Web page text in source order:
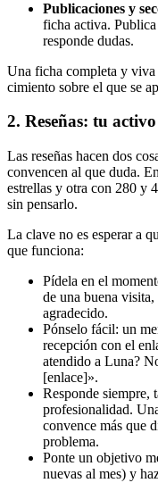
Publicaciones y
ficha activa. Publica
responde dudas.
Una ficha completa y viva
cimiento sobre el que se
2. Reseñas: tu
Las reseñas hacen dos
convencen al que duda.
estrellas y otra con 280 y
sin pensarlo.
La clave no es esperar a
que funciona:
Pídela en el
de una buena
agradecido.
Pónselo fácil: un
recepción con el
atendido a Luna?
[enlace]».
Responde siempre,
profesionalidad.
convence más que
problema.
Ponte un objetivo
nuevas al mes) y